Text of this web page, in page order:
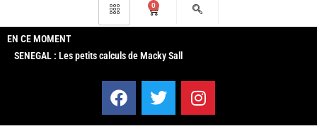
0
EN CE MOMENT
SENEGAL : Les petits calculs de Macky Sall